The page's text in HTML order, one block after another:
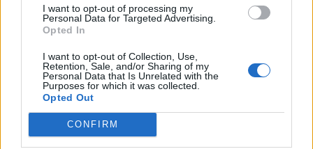
I want to opt-out of processing my
Personal Data for Targeted Advertising.
Opted In
I want to opt-out of Collection, Use,
Retention, Sale, and/or Sharing of my
Personal Data that Is Unrelated with the
Purposes for which it was collected.
Opted Out
CONFIRM
Médiatér
Liget
Krónika
Bihari Napló
Erdélyi Napló
Főtér